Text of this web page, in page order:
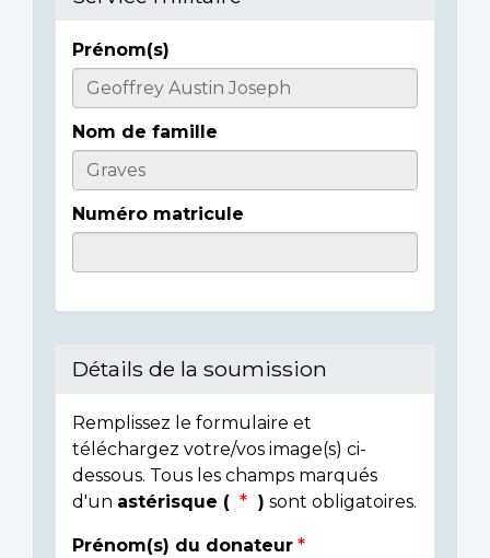
Informations
sur
l'individu
Prénom(s)
Nom de famille
Numéro matricule
Détails de la soumission
Remplissez le formulaire et
téléchargez votre/vos image(s) ci-
dessous. Tous les champs marqués
d'un astérisque ( ) sont obligatoires.
Prénom(s) du donateur